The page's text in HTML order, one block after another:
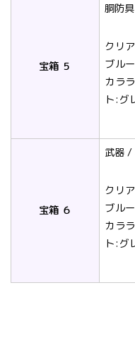
宝箱 ５
胴防
クリ
ブル
カラ
ト:グ
宝箱 ６
武器 /
クリ
ブル
カラ
ト:グ